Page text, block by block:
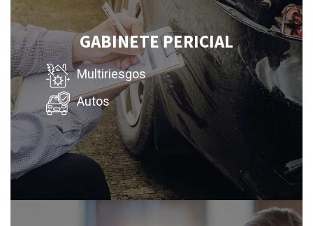
GABINETE PERICIAL
Multiriesgos
Autos